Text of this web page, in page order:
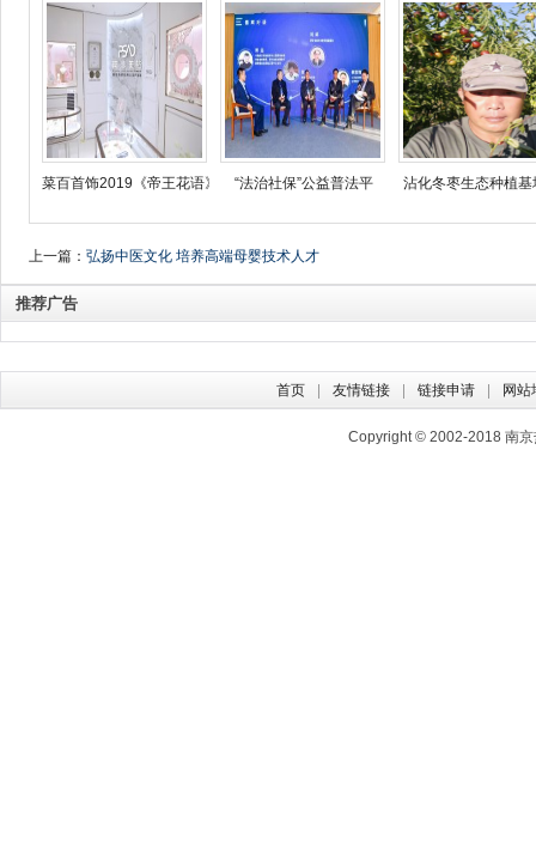
菜百首饰2019《帝王花语》 “法治社保”公益普法平 沾化冬枣生态种植
上一篇： 弘扬中医文化 培养高端母婴技术人才
推荐广告
首页 友情链接 链接申请 网站
Copyright © 2002-2018 南